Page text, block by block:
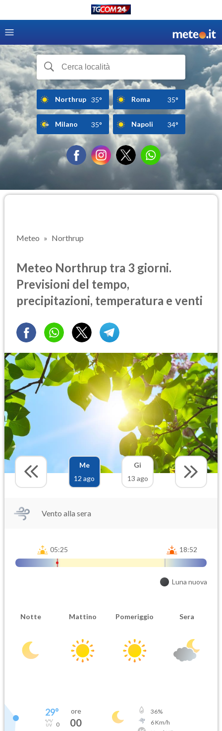
Northrup 35° Roma 35°
Milano 35° Napoli 34°
Meteo Northrup
Meteo Northrup tra 3 giorni.
Previsioni del tempo,
precipitazioni, temperatura e venti
Me
12 ago
Gi
13 ago
Vento alla sera
05:25 18:52
Luna nuova
Notte Mattino Pomeriggio Sera
29°
0
ore
00
36%
6Km/h